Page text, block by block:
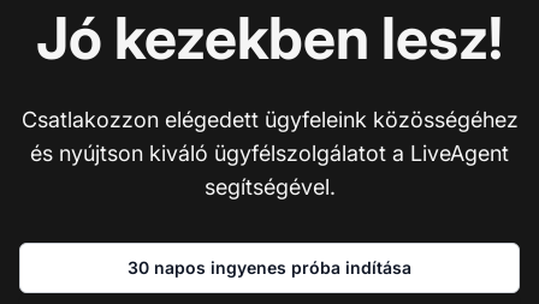
Jó kezekben lesz!
Csatlakozzon elégedett ügyfeleink közösségéhez
és nyújtson kiváló ügyfélszolgálatot a LiveAgent
segítségével.
30 napos ingyenes próba indítása